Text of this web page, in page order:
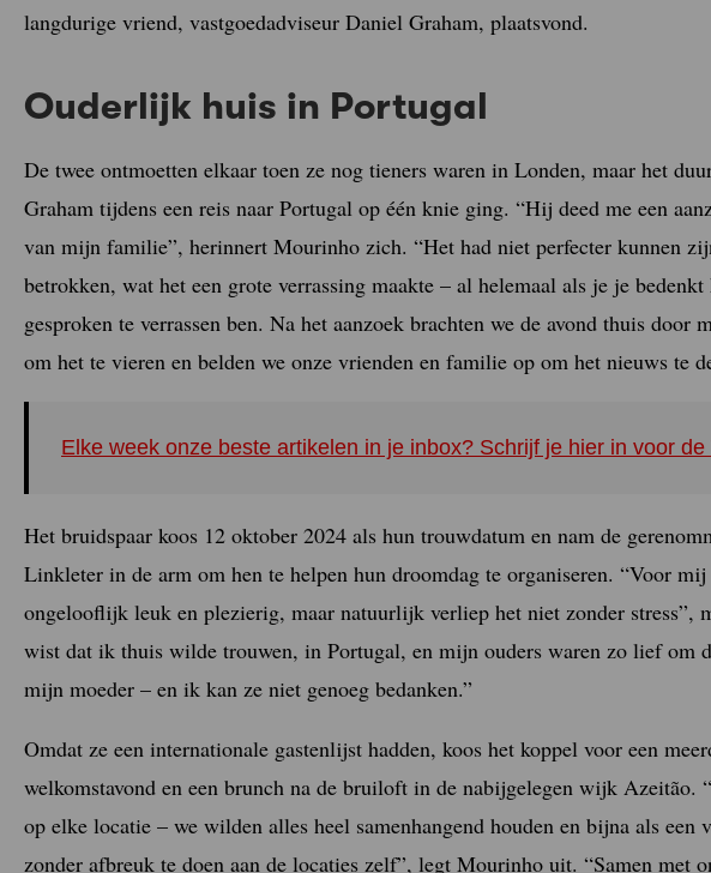
langdurige vriend, vastgoedadviseur Daniel Graham, plaatsvond.
Ouderlijk huis in Portugal
De twee ontmoetten elkaar toen ze nog tieners waren in Londen, maar het
Graham tijdens een reis naar Portugal op één knie ging. “Hij deed me een
van mijn familie”, herinnert Mourinho zich. “Het had niet perfecter kunnen
betrokken, wat het een grote verrassing maakte – al helemaal als je je
gesproken te verrassen ben. Na het aanzoek brachten we de avond thuis
om het te vieren en belden we onze vrienden en familie op om het nieuws te
Elke week onze beste artikelen in je inbox? Schrijf je hier in voor
Het bruidspaar koos 12 oktober 2024 als hun trouwdatum en nam de
Linkleter in de arm om hen te helpen hun droomdag te organiseren. “Voor
ongelooflijk leuk en plezierig, maar natuurlijk verliep het niet zonder stress”,
wist dat ik thuis wilde trouwen, in Portugal, en mijn ouders waren zo lief om
mijn moeder – en ik kan ze niet genoeg bedanken.”
Omdat ze een internationale gastenlijst hadden, koos het koppel voor een
welkomstavond en een brunch na de bruiloft in de nabijgelegen wijk Azeitão.
op elke locatie – we wilden alles heel samenhangend houden en bijna als een
zonder afbreuk te doen aan de locaties zelf”, legt Mourinho uit. “Samen met